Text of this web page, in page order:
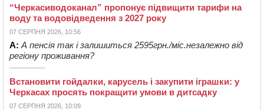
“Черкасиводоканал” пропонує підвищити тарифи на
воду та водовідведення з 2027 року
07 СЕРПНЯ 2026, 10:56
А: А пенсія так і залишиться 2595грн./міс.незалежно від
регіону проживання?
Встановити гойдалки, карусель і закупити іграшки: у
Черкасах просять покращити умови в дитсадку
07 СЕРПНЯ 2026, 10:09